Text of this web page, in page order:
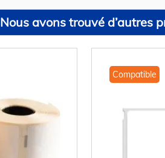
Nous avons trouvé d’autres
Compatible